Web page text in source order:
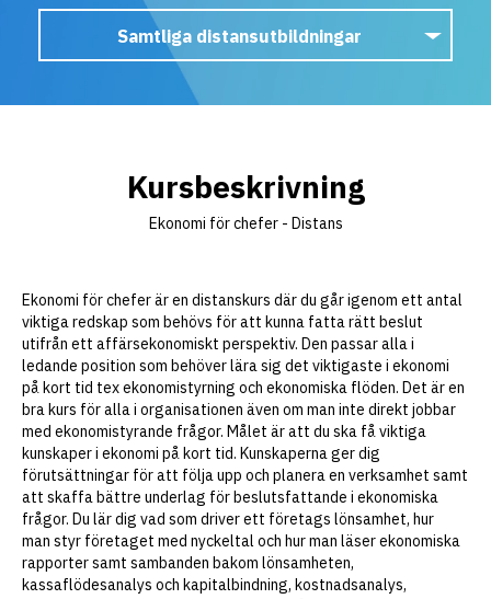
Samtliga distansutbildningar
E1
Certifierad Ekonomiassistent
Certifierad Företagsekonom
Bokföring 2
E10
Budgetering i praktiken
Effektiv Finansiering
E12
Certifierad Finansekonom
Projektekonomi
E14
Ekonomi för icke Ekonomer
E16
Organisation & Ledarskap
E17
Affärsekonomi för tekniker
E18
Ekonomistyrning
E19
Räkenskapsanalys
E20
Investering & Lönsamhet
E21
Kalkylering & Prissättning
J5
Diplomerad Paralegal
J6
Affärsjuridik
J7
Associationsrätt
Kursbeskrivning
Ekonomi för chefer - Distans
Ekonomi för chefer är en distanskurs där du går igenom ett antal
viktiga redskap som behövs för att kunna fatta rätt beslut
utifrån ett affärsekonomiskt perspektiv. Den passar alla i
ledande position som behöver lära sig det viktigaste i ekonomi
på kort tid tex ekonomistyrning och ekonomiska flöden. Det är en
bra kurs för alla i organisationen även om man inte direkt jobbar
med ekonomistyrande frågor. Målet är att du ska få viktiga
kunskaper i ekonomi på kort tid. Kunskaperna ger dig
förutsättningar för att följa upp och planera en verksamhet samt
att skaffa bättre underlag för beslutsfattande i ekonomiska
frågor. Du lär dig vad som driver ett företags lönsamhet, hur
man styr företaget med nyckeltal och hur man läser ekonomiska
rapporter samt sambanden bakom lönsamheten,
kassaflödesanalys och kapitalbindning, kostnadsanalys,